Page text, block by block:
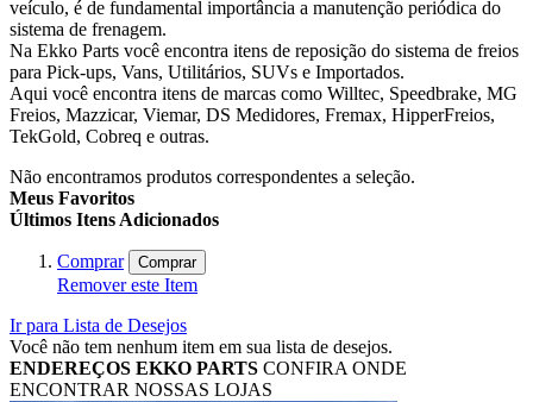
veículo, é de fundamental importância a manutenção periódica do
sistema de frenagem.
Na Ekko Parts você encontra itens de reposição do sistema de freios
para Pick-ups, Vans, Utilitários, SUVs e Importados.
Aqui você encontra itens de marcas como Willtec, Speedbrake, MG
Freios, Mazzicar, Viemar, DS Medidores, Fremax, HipperFreios,
TekGold, Cobreq e outras.
Não encontramos produtos correspondentes a seleção.
Meus Favoritos
Últimos Itens Adicionados
Comprar Comprar
Remover este Item
Ir para Lista de Desejos
Você não tem nenhum item em sua lista de desejos.
ENDEREÇOS EKKO PARTS CONFIRA ONDE
ENCONTRAR NOSSAS LOJAS